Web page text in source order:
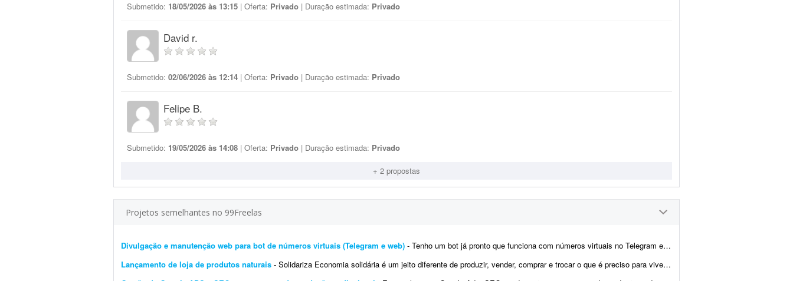
Submetido: 18/05/2026 às 13:15 | Oferta: Privado | Duração estimada: Privado
David r.
Submetido: 02/06/2026 às 12:14 | Oferta: Privado | Duração estimada: Privado
Felipe B.
Submetido: 19/05/2026 às 14:08 | Oferta: Privado | Duração estimada: Privado
+ 2 propostas
Projetos semelhantes no 99Freelas
Divulgação e manutenção web para bot de números virtuais (Telegram e web) - Tenho um bot já pronto que funciona com números virtuais no Telegram e também possui uma interface web. Procuro alguém que faça a divulgação do bot ...
Lançamento de loja de produtos naturais - Solidariza Economia solidária é um jeito diferente de produzir, vender, comprar e trocar o que é preciso para viver: sem explorar os outros, sem buscar vantagem indevida e sem...